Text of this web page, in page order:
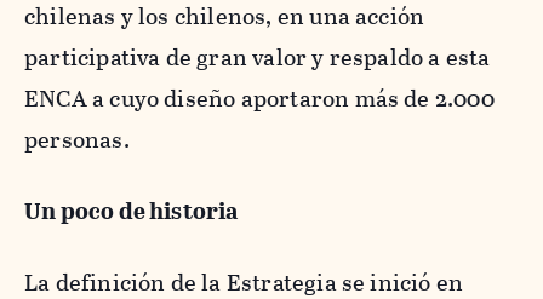
chilenas y los chilenos, en una acción
participativa de gran valor y respaldo a esta
ENCA a cuyo diseño aportaron más de 2.000
personas.
Un poco de historia
La definición de la Estrategia se inició en